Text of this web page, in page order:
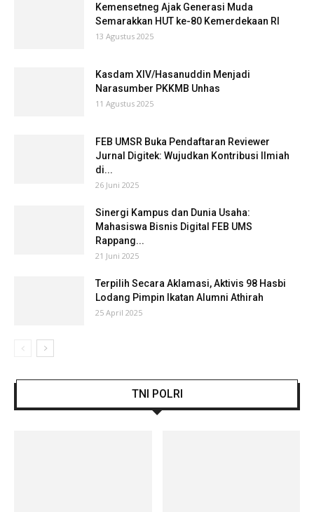
Kemensetneg Ajak Generasi Muda
Semarakkan HUT ke-80 Kemerdekaan RI
13 Agustus 2025
Kasdam XIV/Hasanuddin Menjadi
Narasumber PKKMB Unhas
11 Agustus 2025
FEB UMSR Buka Pendaftaran Reviewer
Jurnal Digitek: Wujudkan Kontribusi Ilmiah
di...
26 Juni 2025
Sinergi Kampus dan Dunia Usaha:
Mahasiswa Bisnis Digital FEB UMS
Rappang...
21 Juni 2025
Terpilih Secara Aklamasi, Aktivis 98 Hasbi
Lodang Pimpin Ikatan Alumni Athirah
25 April 2025
TNI POLRI